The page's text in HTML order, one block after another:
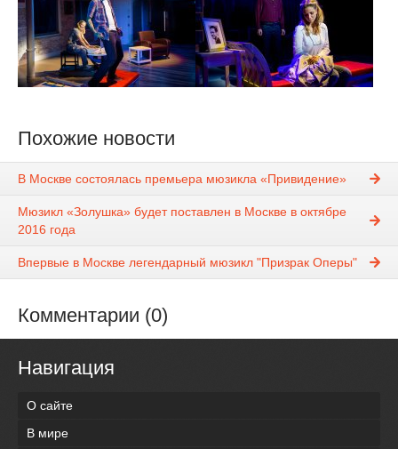
Похожие новости
В Москве состоялась премьера мюзикла «Привидение»
Мюзикл «Золушка» будет поставлен в Москве в октябре
2016 года
Впервые в Москве легендарный мюзикл "Призрак Оперы"
Комментарии (0)
Навигация
О сайте
В мире